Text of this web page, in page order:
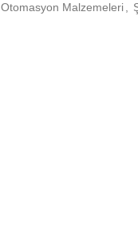
Otomasyon Malzemeleri